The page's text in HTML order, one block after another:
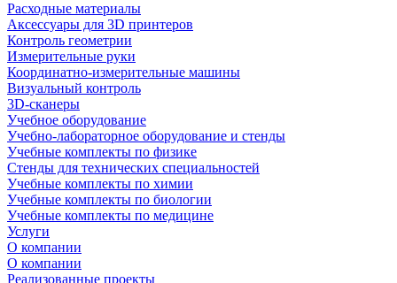
Расходные материалы
Аксессуары для 3D принтеров
Контроль геометрии
Измерительные руки
Координатно-измерительные машины
Визуальный контроль
3D-сканеры
Учебное оборудование
Учебно-лабораторное оборудование и стенды
Учебные комплекты по физике
Стенды для технических специальностей
Учебные комплекты по химии
Учебные комплекты по биологии
Учебные комплекты по медицине
Услуги
О компании
О компании
Реализованные проекты